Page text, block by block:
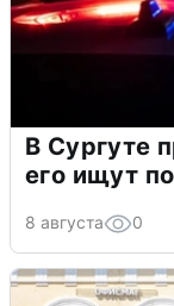
В Сургуте
его ищут
8 августа 0